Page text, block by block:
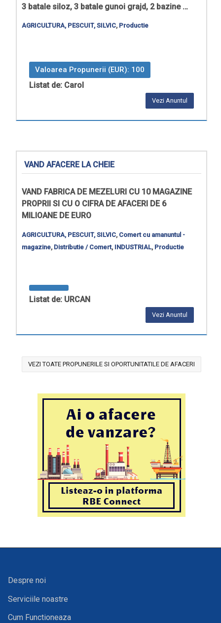
3 batale siloz, 3 batale gunoi grajd, 2 bazine …
AGRICULTURA, PESCUIT, SILVIC, Productie
Valoarea Propunerii (EUR): 100
Listat de: Carol
Vezi Anuntul
VAND AFACERE LA CHEIE
VAND FABRICA DE MEZELURI CU 10 MAGAZINE
PROPRII SI CU O CIFRA DE AFACERI DE 6
MILIOANE DE EURO
AGRICULTURA, PESCUIT, SILVIC, Comert cu amanuntul -
magazine, Distributie / Comert, INDUSTRIAL, Productie
Listat de: URCAN
Vezi Anuntul
VEZI TOATE PROPUNERILE SI OPORTUNITATILE DE AFACERI
Despre noi
Serviciile noastre
Cum Functioneaza